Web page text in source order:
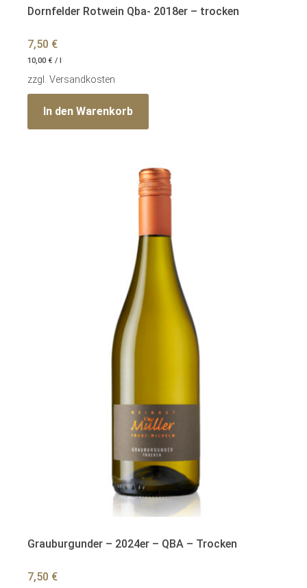
Dornfelder Rotwein Qba- 2018er – trocken
7,50 €
10,00 € /
zzgl. Versandkosten
In den Warenkorb
Grauburgunder – 2024er – QBA – Trocken
7,50 €